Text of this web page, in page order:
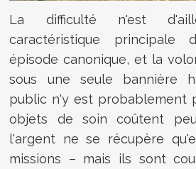
La difficulté n'est
caractéristique principale
épisode canonique, et la
sous une seule bannière
public n'y est probablement
objets de soin coûtent
l'argent ne se récupère
missions – mais ils sont